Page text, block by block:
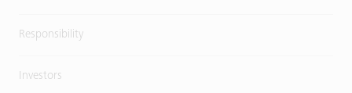
Responsibility
Investors